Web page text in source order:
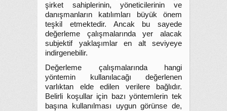
şirket sahiplerinin, yöneticilerinin ve
danışmanların katılımları büyük önem
teşkil etmektedir. Ancak bu sayede
değerleme çalışmalarında yer alacak
subjektif yaklaşımlar en alt seviyeye
indirgenebilir.
Değerleme çalışmalarında hangi
yöntemin kullanılacağı değerlenen
varlıktan elde edilen verilere bağlıdır.
Belirli koşullar için bazı yöntemlerin tek
başına kullanılması uygun görünse de,